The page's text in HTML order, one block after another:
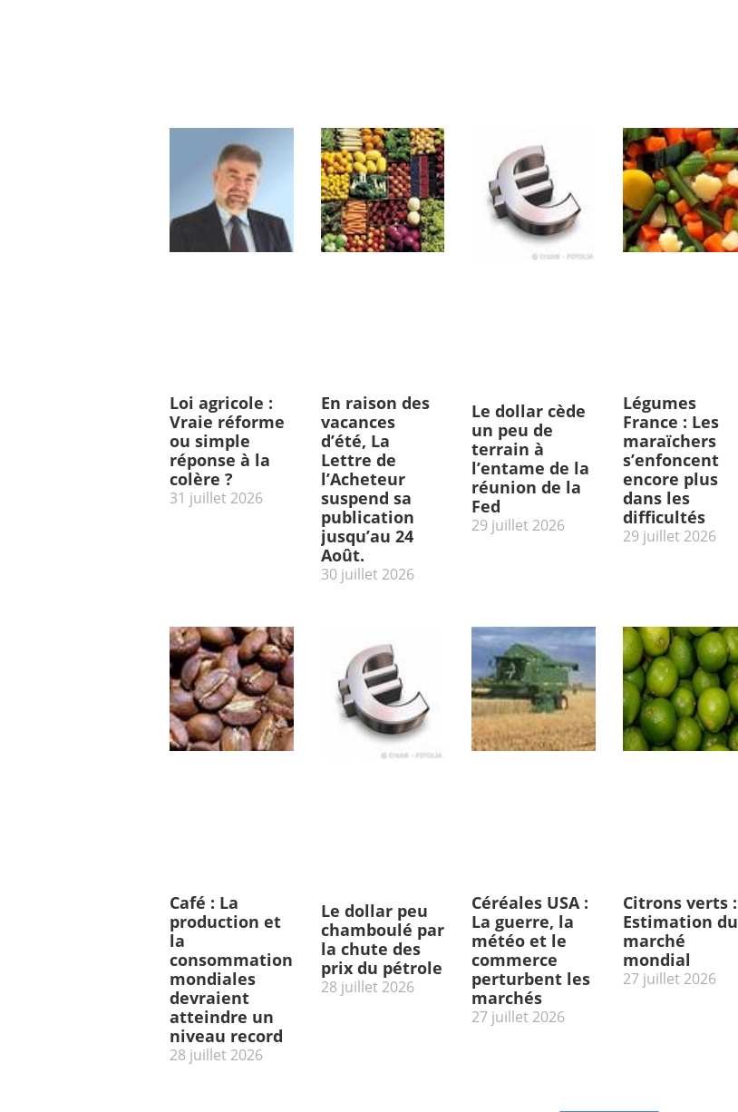
Loi agricole :
Vraie réforme
ou simple
réponse à la
colère ?
31 juillet 2026
En raison des
vacances
d’été, La
Lettre de
l’Acheteur
suspend sa
publication
jusqu’au 24
Août.
30 juillet 2026
Le dollar cède
un peu de
terrain à
l’entame de la
réunion de la
Fed
29 juillet 2026
Légumes
France : Les
maraïchers
s’enfoncent
encore plus
dans les
difficultés
29 juillet 2026
Café : La
production et
la
consommation
mondiales
devraient
atteindre un
niveau record
28 juillet 2026
Le dollar peu
chamboulé par
la chute des
prix du pétrole
28 juillet 2026
Céréales USA :
La guerre, la
météo et le
commerce
perturbent les
marchés
27 juillet 2026
Citrons verts :
Estimation du
marché
mondial
27 juillet 2026